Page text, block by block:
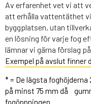
Av erfarenhet vet vi att
att erhålla vattentäthet
byggplatsen, utan
en lösning för varje fog
lämnar vi gärna förslag
Exempel på avslut finner
* = De lägsta foghöjderna
på minst 75 mm då
fogöppningen.